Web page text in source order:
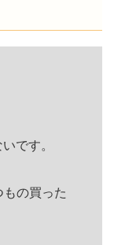
です。
の買った